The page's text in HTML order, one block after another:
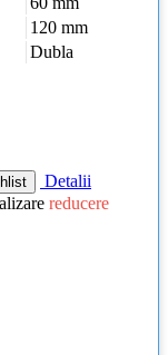
120 mm
Dubla
Detalii
reducere